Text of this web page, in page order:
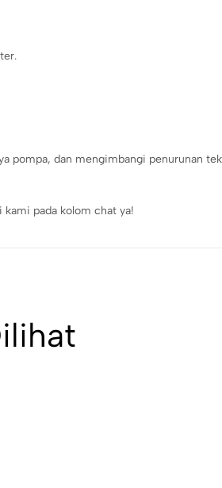
pompa, dan mengimbangi penurunan
pada kolom chat ya!